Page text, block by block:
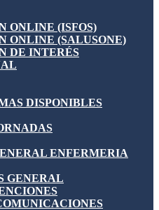
ONLINE (ISFOS)
ONLINE (SALUSONE)
DE INTERÉS
DISPONIBLES
ENFERMERIA
GENERAL